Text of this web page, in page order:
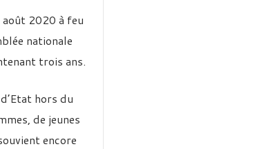
août 2020 à feu
nationale
trois ans.
hors du
de jeunes
encore